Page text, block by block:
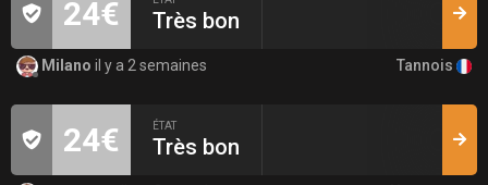
24€ Très bon
Milano il y a 2 semaines Tannois
24€ ÉTAT
Très bon